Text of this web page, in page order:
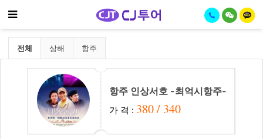
메뉴
할인티켓 분류 목록
전체 상해 항주
항주 인상서호 -최억시항주-
가 격 : 380 / 340